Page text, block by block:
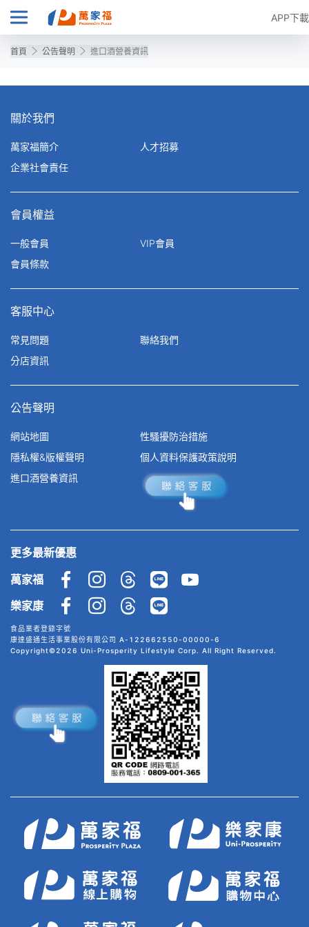
APP下載
首頁 公告聲明 進口酒營養資訊
關於我們
萬家福簡介
人才招募
企業社會責任
會員權益
一般會員
VIP會員
會員條款
客服中心
常見問題
聯絡我們
分店資訊
公告聲明
網站地圖
性騷擾防治措施
隱私權&版權聲明
個人資料保護政策說明
進口酒營養資訊
更多最新優惠
萬家福
樂家康
食品業者登錄字號
康達盛通生活事業股份有限公司 A-122662550-00000-6
Copyright©2026 Uni-Prosperity Lifestyle Corp. All Right Reserved.